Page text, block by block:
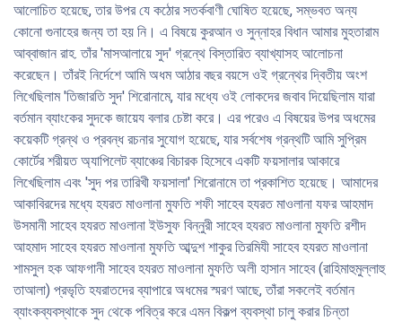
আলোচিত হয়েছে, তার উপর যে কঠোর সতর্কবাণী ঘোষিত হয়েছে, সম্ভবত অন্য
কোনো গুনাহের জন্য তা হয় নি। এ বিষয়ে কুরআন ও সুন্নাহর বিধান আমার মুহতারাম
আব্বাজান রাহ. তাঁর 'মাসআলায়ে সুদ' গ্রন্থে বিস্তারিত ব্যাখ্যাসহ আলোচনা
করেছেন। তাঁরই নির্দেশে আমি অধম আঠার বছর বয়সে ওই গ্রন্থের দ্বিতীয় অংশ
লিখেছিলাম 'তিজারতি সুদ' শিরোনামে, যার মধ্যে ওই লোকদের জবাব দিয়েছিলাম যারা
বর্তমান ব্যাংকের সুদকে জায়েয বলার চেষ্টা করে। এর পরেও এ বিষয়ের উপর অধমের
কয়েকটি গ্রন্থ ও প্রবন্ধ রচনার সুযোগ হয়েছে, যার সর্বশেষ গ্রন্থটি আমি সুপ্রিম
কোর্টের শরীয়ত অ্যাপিলেট ব্যাঞ্চের বিচারক হিসেবে একটি ফয়সালার আকারে
লিখেছিলাম এবং 'সুদ পর তারিখী ফয়সালা' শিরোনামে তা প্রকাশিত হয়েছে। আমাদের
আকাবিরদের মধ্যে হযরত মাওলানা মুফতি শফী সাহেব হযরত মাওলানা যফর আহমাদ
উসমানী সাহেব হযরত মাওলানা ইউসুফ বিন্নুরী সাহেব হযরত মাওলানা মুফতি রশীদ
আহমাদ সাহেব হযরত মাওলানা মুফতি আব্দুশ শাকুর তিরমিযী সাহেব হযরত মাওলানা
শামসুল হক আফগানী সাহেব হযরত মাওলানা মুফতি অলী হাসান সাহেব (রাহিমাহুমুল্লাহু
তাআলা) প্রভৃতি হযরাতদের ব্যাপারে অধমের স্মরণ আছে, তাঁরা সকলেই বর্তমান
ব্যাংকব্যবস্থাকে সুদ থেকে পবিত্র করে এমন বিকল্প ব্যবস্থা চালু করার চিন্তা